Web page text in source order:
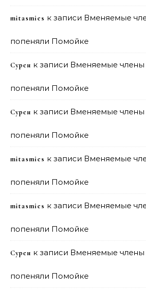
mitasmies к записи Вменяемые
попеняли Помойке
Сурен к записи Вменяемые члены
попеняли Помойке
Сурен к записи Вменяемые члены
попеняли Помойке
mitasmies к записи Вменяемые
попеняли Помойке
mitasmies к записи Вменяемые
попеняли Помойке
Сурен к записи Вменяемые члены
попеняли Помойке